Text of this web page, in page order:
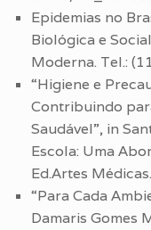
Epidemias no
Biológica e
Moderna. Tel.:
“Higiene e
Contribuindo
Saudável”, in
Escola: Uma
Ed.Artes
“Para Cada
Damaris Gomes